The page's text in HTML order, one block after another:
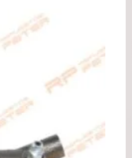
era:
$39.900.